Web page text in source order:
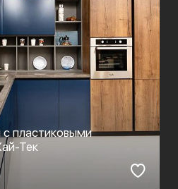
с пластиковыми
Тек